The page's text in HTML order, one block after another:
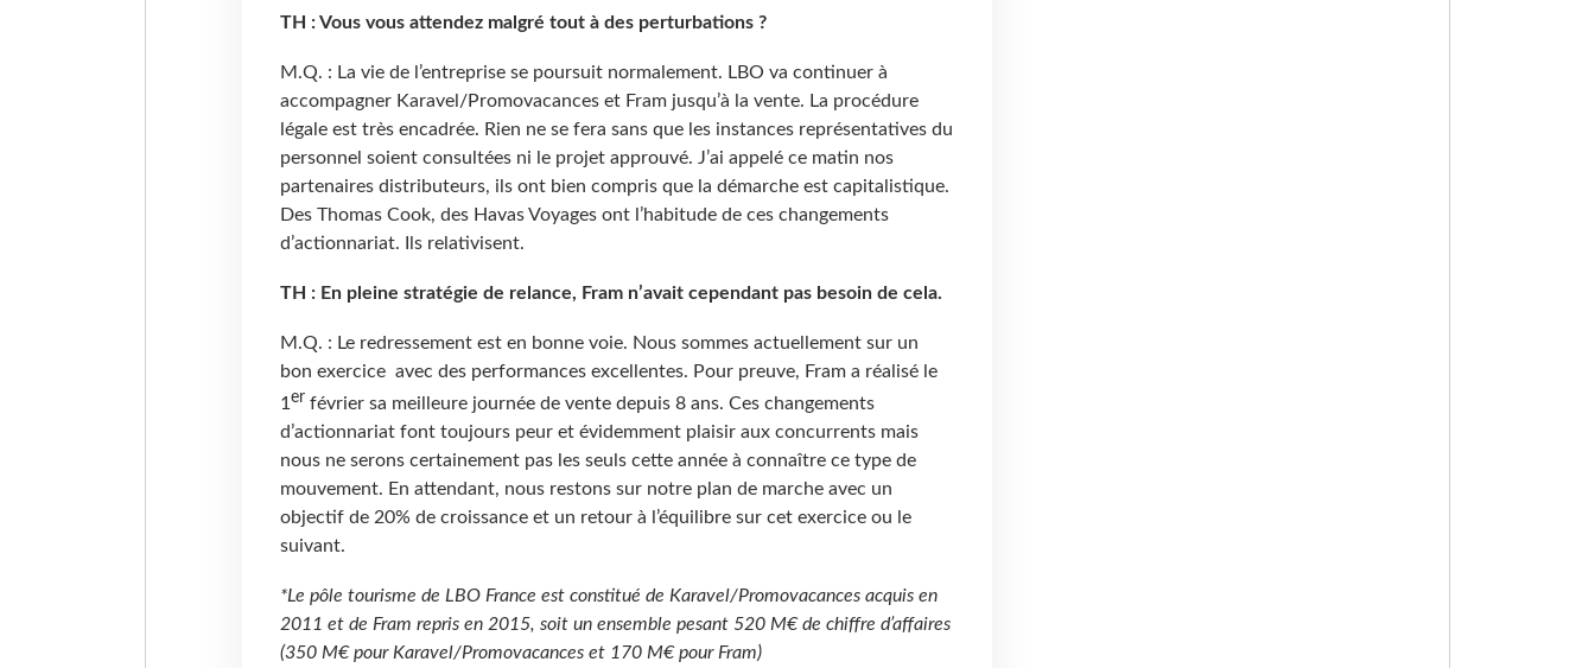
TH : Vous vous attendez malgré tout à des perturbations ?
M.Q. : La vie de l’entreprise se poursuit normalement. LBO va continuer à
accompagner Karavel/Promovacances et Fram jusqu’à la vente. La procédure
légale est très encadrée. Rien ne se fera sans que les instances représentatives du
personnel soient consultées ni le projet approuvé. J’ai appelé ce matin nos
partenaires distributeurs, ils ont bien compris que la démarche est capitalistique.
Des Thomas Cook, des Havas Voyages ont l’habitude de ces changements
d’actionnariat. Ils relativisent.
TH : En pleine stratégie de relance, Fram n’avait cependant pas besoin de cela.
M.Q. : Le redressement est en bonne voie. Nous sommes actuellement sur un
bon exercice avec des performances excellentes. Pour preuve, Fram a réalisé le
1 er février sa meilleure journée de vente depuis 8 ans. Ces changements
d’actionnariat font toujours peur et évidemment plaisir aux concurrents mais
nous ne serons certainement pas les seuls cette année à connaître ce type de
mouvement. En attendant, nous restons sur notre plan de marche avec un
objectif de 20% de croissance et un retour à l’équilibre sur cet exercice ou le
suivant.
*Le pôle tourisme de LBO France est constitué de Karavel/Promovacances acquis en
2011 et de Fram repris en 2015, soit un ensemble pesant 520 M€ de chiffre d’affaires
(350 M€ pour Karavel/Promovacances et 170 M€ pour Fram)